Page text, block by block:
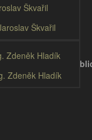
Škvařil
Zdeněk Hladík